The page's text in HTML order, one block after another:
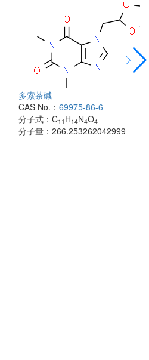
多索茶碱
CAS No.： 69975-86-6
分子式： C11 H14N4O4
分子量： 266.253262042999